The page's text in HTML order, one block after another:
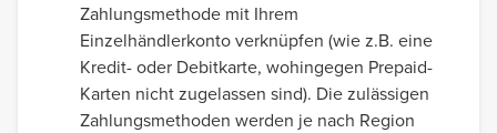
Zahlungsmethode mit Ihrem
Einzelhändlerkonto verknüpfen (wie z.B. eine
Kredit- oder Debitkarte, wohingegen Prepaid-
Karten nicht zugelassen sind). Die zulässigen
Zahlungsmethoden werden je nach Region